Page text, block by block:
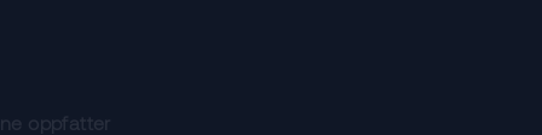
oppfatter